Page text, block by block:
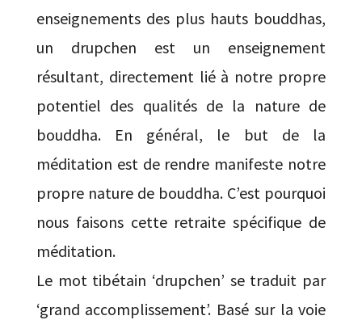
enseignements des plus hauts bouddhas,
un drupchen est un enseignement
résultant, directement lié à notre propre
potentiel des qualités de la nature de
bouddha. En général, le but de la
méditation est de rendre manifeste notre
propre nature de bouddha. C’est pourquoi
nous faisons cette retraite spécifique de
méditation.
Le mot tibétain ‘drupchen’ se traduit par
‘grand accomplissement’. Basé sur la voie